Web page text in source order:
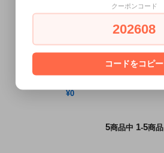
セミオーダーイニシャル［リボン］
¥0
5商品中 1-5商品
クーポンコード
202608
コードをコピー